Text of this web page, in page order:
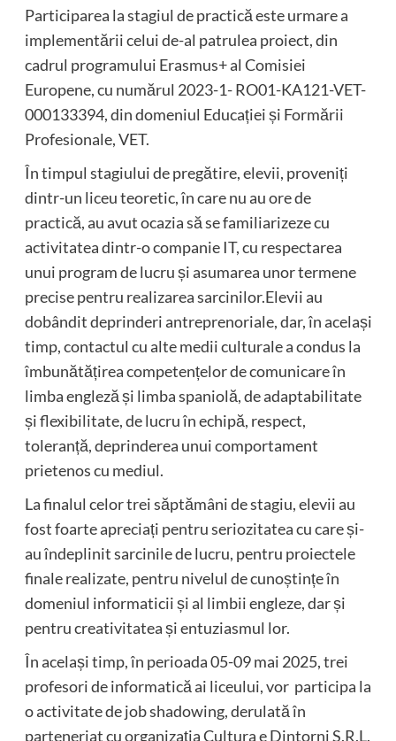
Participarea la stagiul de practică este urmare a
implementării celui de-al patrulea proiect, din
cadrul programului Erasmus+ al Comisiei
Europene, cu numărul 2023-1- RO01-KA121-VET-
000133394, din domeniul Educației și Formării
Profesionale, VET.
În timpul stagiului de pregătire, elevii, proveniți
dintr-un liceu teoretic, în care nu au ore de
practică, au avut ocazia să se familiarizeze cu
activitatea dintr-o companie IT, cu respectarea
unui program de lucru și asumarea unor termene
precise pentru realizarea sarcinilor.Elevii au
dobândit deprinderi antreprenoriale, dar, în același
timp, contactul cu alte medii culturale a condus la
îmbunătățirea competențelor de comunicare în
limba engleză și limba spaniolă, de adaptabilitate
și flexibilitate, de lucru în echipă, respect,
toleranță, deprinderea unui comportament
prietenos cu mediul.
La finalul celor trei săptămâni de stagiu, elevii au
fost foarte apreciați pentru seriozitatea cu care și-
au îndeplinit sarcinile de lucru, pentru proiectele
finale realizate, pentru nivelul de cunoștințe în
domeniul informaticii și al limbii engleze, dar și
pentru creativitatea și entuziasmul lor.
În același timp, în perioada 05-09 mai 2025, trei
profesori de informatică ai liceului, vor participa la
o activitate de job shadowing, derulată în
parteneriat cu organizația Cultura e Dintorni S.R.L.